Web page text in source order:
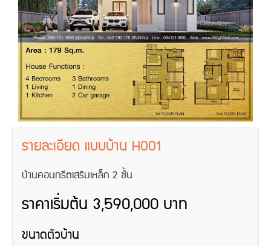
รายละเอียด แบบบ้าน H001
บ้านคอนกรีตเสริมเหล็ก 2 ชั้น
ราคาเริ่มต้น 3,590,000 บาท
ขนาดตัวบ้าน